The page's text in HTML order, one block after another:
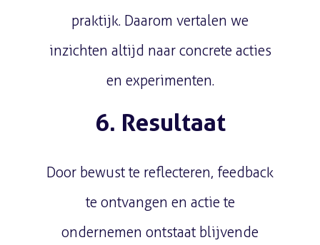
praktijk. Daarom vertalen we
inzichten altijd naar concrete acties
en experimenten.
6. Resultaat
Door bewust te reflecteren, feedback
te ontvangen en actie te
ondernemen ontstaat blijvende